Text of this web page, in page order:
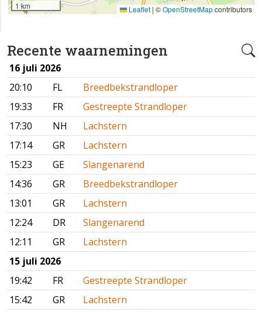
Recente waarnemingen
16 juli 2026
20:10
FL
Breedbekstrandloper
19:33
FR
Gestreepte Strandloper
17:30
NH
Lachstern
17:14
GR
Lachstern
15:23
GE
Slangenarend
14:36
GR
Breedbekstrandloper
13:01
GR
Lachstern
12:24
DR
Slangenarend
12:11
GR
Lachstern
15 juli 2026
19:42
FR
Gestreepte Strandloper
15:42
GR
Lachstern
1 km Leaflet | ©OpenStreetMapcontributors